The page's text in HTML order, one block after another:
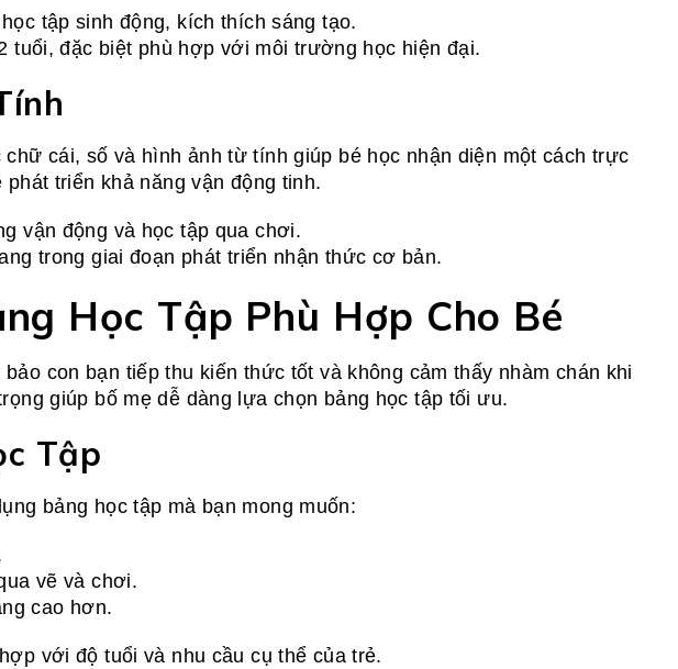
tập sinh động, kích thích sáng tạo.
tuổi, đặc biệt phù hợp với môi trường học hiện đại.
cái, số và hình ảnh từ tính giúp bé học nhận diện một cách trực
triển khả năng vận động tinh.
vận động và học tập qua chơi.
trong giai đoạn phát triển nhận thức cơ bản.
Học Tập Phù Hợp Cho Bé
con bạn tiếp thu kiến thức tốt và không cảm thấy nhàm chán khi
giúp bố mẹ dễ dàng lựa chọn bảng học tập tối ưu.
Tập
bảng học tập mà bạn mong muốn:
vẽ và chơi.
cao hơn.
với độ tuổi và nhu cầu cụ thể của trẻ.